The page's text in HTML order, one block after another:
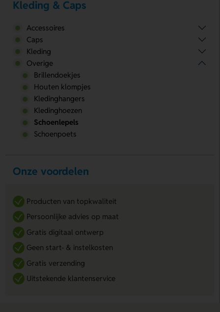
Kleding & Caps
Accessoires
Caps
Kleding
Overige
Brillendoekjes
Houten klompjes
Kledinghangers
Kledinghoezen
Schoenlepels
Schoenpoets
Onze voordelen
Producten van topkwaliteit
Persoonlijke advies op maat
Gratis digitaal ontwerp
Geen start- & instelkosten
Gratis verzending
Uitstekende klantenservice